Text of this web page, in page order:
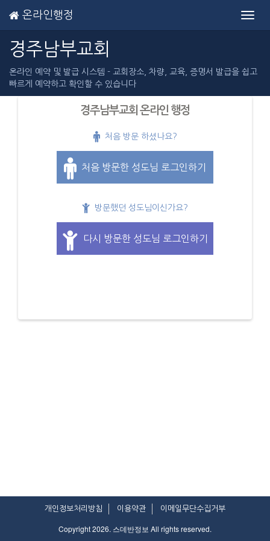
온라인행정
경주남부교회
온라인 예약 및 발급 시스템 - 교회장소, 차량, 교육, 증명서 발급을 쉽고
빠르게 예약하고 확인할 수 있습니다
경주남부교회 온라인 행정
처음 방문 하셨나요?
처음 방문한 성도님 로그인하기
방문했던 성도님이신가요?
다시 방문한 성도님 로그인하기
개인정보처리방침 이용약관 이메일무단수집거부
Copyright 2026. 스데반정보 All rights reserved.